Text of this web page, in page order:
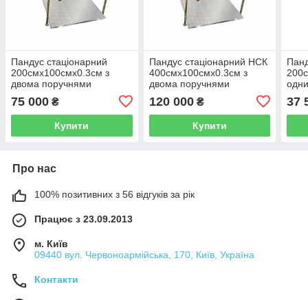
Пандус стаціонарний
200смх100смх0.3см з
двома поручнями
75 000 ₴
Купити
Пандус стаціонарний НСК
400смх100смх0.3см з
двома поручнями
120 000₴
Купити
37
Про нас
100% позитивних з 56 відгуків за рік
Працює з 23.09.2013
м. Київ
09440 вул. Червоноармійська, 170, Київ, Україна
Контакти